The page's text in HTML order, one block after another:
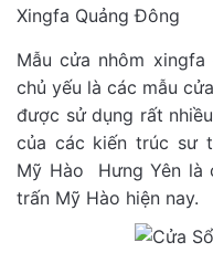
Xingfa Quảng Đông
Mẫu cửa nhôm
chủ yếu là các mẫu
được sử dụng rất
của các kiến trúc sư
Mỹ Hào Hưng Yên là
trấn Mỹ Hào hiện nay.